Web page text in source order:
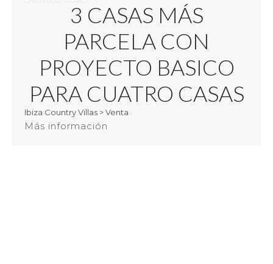
3 CASAS MÁS
PARCELA CON
PROYECTO BASICO
PARA CUATRO CASAS
Ibiza Country Villas >Venta
Más información